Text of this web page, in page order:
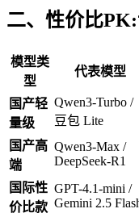
二、性价比
模型类
型
代表模型
国产轻
量级
Qwen3-Turbo /
豆包 Lite
国产高
端
Qwen3-Max /
DeepSeek-R1
国际性
价比款
GPT-4.1-mini /
Gemini 2.5